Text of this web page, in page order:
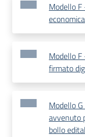
Modello
economica
Modello
firmato
Modello
avvenuto
bollo